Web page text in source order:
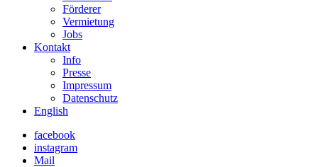
Förderer
Vermietung
Jobs
Kontakt
Info
Presse
Impressum
Datenschutz
English
facebook
instagram
Mail